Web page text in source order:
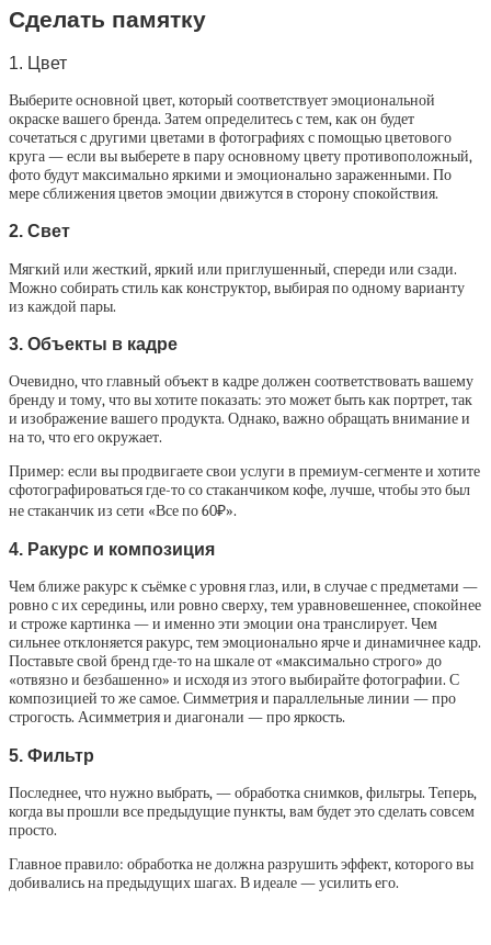
Сделать памятку
1. Цвет
Выберите основной цвет, который соответствует эмоциональной
окраске вашего бренда. Затем определитесь с тем, как он будет
сочетаться с другими цветами в фотографиях с помощью цветового
круга — если вы выберете в пару основному цвету противоположный,
фото будут максимально яркими и эмоционально зараженными. По
мере сближения цветов эмоции движутся в сторону спокойствия.
2. Свет
Мягкий или жесткий, яркий или приглушенный, спереди или сзади.
Можно собирать стиль как конструктор, выбирая по одному варианту
из каждой пары.
3. Объекты в кадре
Очевидно, что главный объект в кадре должен соответствовать вашему
бренду и тому, что вы хотите показать: это может быть как портрет, так
и изображение вашего продукта. Однако, важно обращать внимание и
на то, что его окружает.
Пример: если вы продвигаете свои услуги в премиум-сегменте и хотите
сфотографироваться где-то со стаканчиком кофе, лучше, чтобы это был
не стаканчик из сети «Все по 60₽».
4. Ракурс и композиция
Чем ближе ракурс к съёмке с уровня глаз, или, в случае с предметами —
ровно с их середины, или ровно сверху, тем уравновешеннее, спокойнее
и строже картинка — и именно эти эмоции она транслирует. Чем
сильнее отклоняется ракурс, тем эмоционально ярче и динамичнее кадр.
Поставьте свой бренд где-то на шкале от «максимально строго» до
«отвязно и безбашенно» и исходя из этого выбирайте фотографии. С
композицией то же самое. Симметрия и параллельные линии — про
строгость. Асимметрия и диагонали — про яркость.
5. Фильтр
Последнее, что нужно выбрать, — обработка снимков, фильтры. Теперь,
когда вы прошли все предыдущие пункты, вам будет это сделать совсем
просто.
Главное правило: обработка не должна разрушить эффект, которого вы
добивались на предыдущих шагах. В идеале — усилить его.